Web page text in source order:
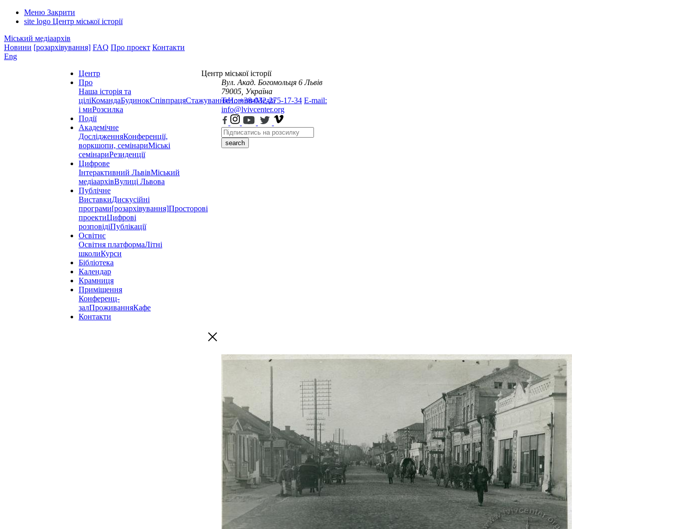
Меню Закрити
site logo Центр міської історії
Міський медіаархів
Новини [розархівування] FAQ Про проект Контакти
Eng
Центр
Про
Наша історія та
ціліКомандаБудинокСпівпрацяСтажуванняНовиниМедіа
і миРозсилка
Події
Академічне
ДослідженняКонференції,
воркшопи, семінариМіські
семінариРезиденції
Цифрове
Інтерактивний ЛьвівМіський
медіаархівВулиці Львова
Публічне
ВиставкиДискусійні
програми[розархівування]Просторові
проектиЦифрові
розповідіПублікації
Освітнє
Освітня платформаЛітні
школиКурси
Бібліотека
Календар
Крамниця
Приміщення
Конференц-
залПроживанняКафе
Контакти
Центр міської історії
Вул. Акад. Богомольця 6 Львів
79005, Україна
Тел.: +38-032-275-17-34 E-mail:
info@lvivcenter.org
search